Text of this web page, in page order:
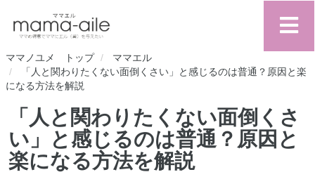
ママノユメ トップ
ママエル
「人と関わりたくない面倒くさい」と感じるのは普通？原因と楽
になる方法を解説
「人と関わりたくない面倒くさ
い」と感じるのは普通？原因と
楽になる方法を解説